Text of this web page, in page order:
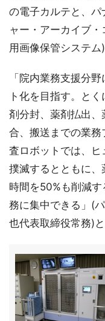
の電子カルテと、パ
ャー・アーカイブ
用画像保管システム
「院内業務支援分
ト化を目指す。と
剤分封、薬剤払出
合、搬送までの業
査ロボットでは、
撲滅するとともに
時間を50%も削減
務に集中できる」(
也代表取締役常務)と